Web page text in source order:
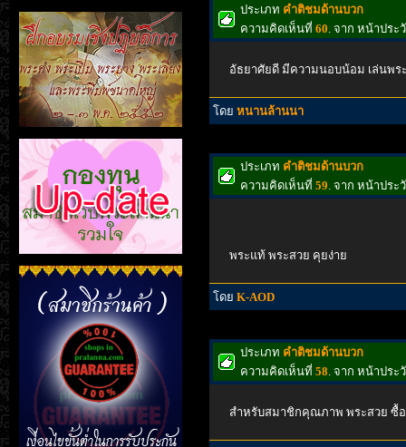
ประเภท คำติชมด้านบวก
ความคิดเห็นที่ 60. จาก หน้าประ
อัธยาศัยดี มีความนอบน้อม เล่นพร
โดย หนานล้านนา
ประเภท คำติชมด้านบวก
ความคิดเห็นที่ 59. จาก หน้าประ
พระแท้ พระสวย คุยง่าย
โดย K-AOD
ประเภท คำติชมด้านบวก
ความคิดเห็นที่ 58. จาก หน้าประ
สำหรับสมาชิกคุณภาพ พระสวย ซื้อ